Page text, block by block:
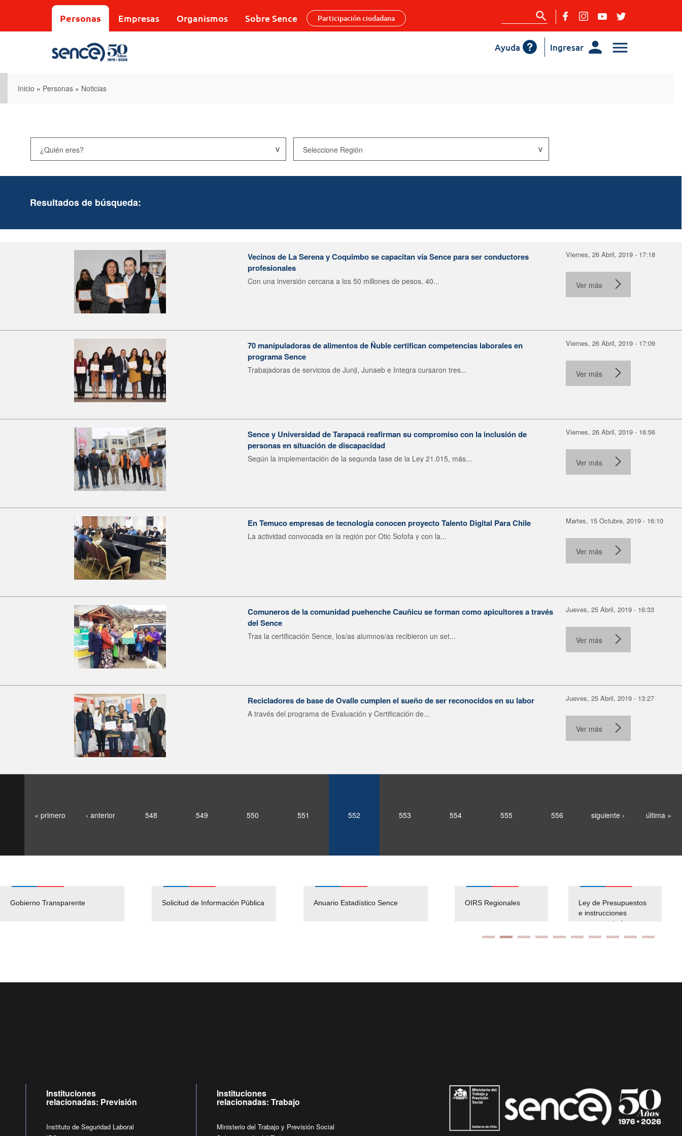
Personas Empresas Organismos Sobre Sence Participación ciudadana
Ingresar
Ayuda
Inicio » Personas » Noticias
Resultados de búsqueda:
Vecinos de La Serena y Coquimbo se capacitan vía Sence para ser conductores
profesionales
Con una inversión cercana a los 50 millones de pesos, 40...
Viernes, 26 Abril, 2019 - 17:18
Ver más
70 manipuladoras de alimentos de Ñuble certifican competencias laborales en
programa Sence
Trabajadoras de servicios de Junji, Junaeb e Integra cursaron tres...
Viernes, 26 Abril, 2019 - 17:09
Ver más
Sence y Universidad de Tarapacá reafirman su compromiso con la inclusión de
personas en situación de discapacidad
Según la implementación de la segunda fase de la Ley 21.015, más...
Viernes, 26 Abril, 2019 - 16:56
Ver más
En Temuco empresas de tecnología conocen proyecto Talento Digital Para Chile
La actividad convocada en la región por Otic Sofofa y con la...
Martes, 15 Octubre, 2019 - 16:10
Ver más
Comuneros de la comunidad puehenche Cauñicu se forman como apicultores a través
del Sence
Tras la certificación Sence, los/as alumnos/as recibieron un set...
Jueves, 25 Abril, 2019 - 16:33
Ver más
Recicladores de base de Ovalle cumplen el sueño de ser reconocidos en su labor
A través del programa de Evaluación y Certificación de...
Jueves, 25 Abril, 2019 - 13:27
Ver más
« primero ‹ anterior 548 549 550 551 552 553 554 555 556 siguiente › última »
Gobierno Transparente Solicitud de Información Pública Anuario Estadístico Sence
Pago Proveedores
Empleos Públicos
Solicitud Audiencias y
OIRS Regionales
Ley de Presupuestos
e instrucciones
presuspuetarias
Instituciones
relacionadas: Previsión
Instituto de Seguridad Laboral
Instituciones
relacionadas: Trabajo
Ministerio del Trabajo y Previsión Social